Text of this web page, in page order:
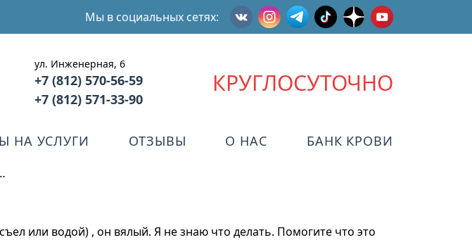
Мы в социальных сетях:
ул. Инженерная, 6
+7 (812) 570-56-59
+7 (812) 571-33-90
КРУГЛОСУТОЧНО
НА УСЛУГИ ОТЗЫВЫ О НАС БАНК КРОВИ
или водой) , он вялый. Я не знаю что делать. Помогите что это